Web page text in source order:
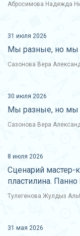
Абросимова Надежда
31 июля 2026
Мы разные, но мы
Сазонова Вера
30 июля 2026
Мы разные, но мы
Сазонова Вера
8 июля 2026
Сценарий мастер-
пластилина.
Тулегенова Жулдыз
31 мая 2026